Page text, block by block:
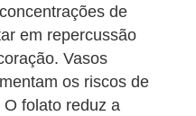
de
em repercussão
Vasos
os riscos de
folato reduz a